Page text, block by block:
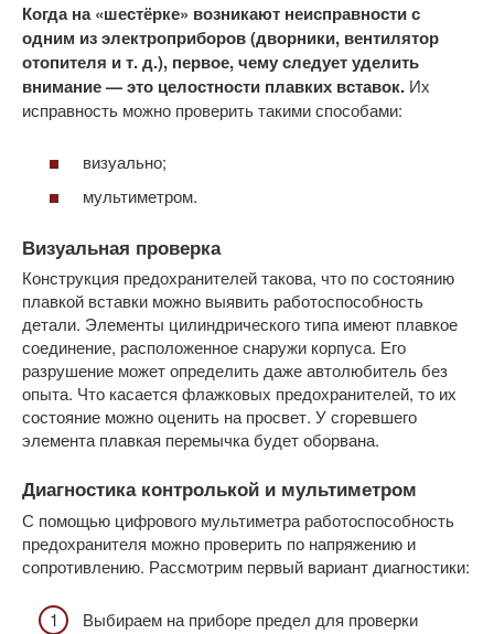
Когда на «шестёрке» возникают неисправности с
одним из электроприборов (дворники, вентилятор
отопителя и т. д.), первое, чему следует уделить
внимание — это целостности плавких вставок. Их
исправность можно проверить такими способами:
визуально;
мультиметром.
Визуальная проверка
Конструкция предохранителей такова, что по состоянию
плавкой вставки можно выявить работоспособность
детали. Элементы цилиндрического типа имеют плавкое
соединение, расположенное снаружи корпуса. Его
разрушение может определить даже автолюбитель без
опыта. Что касается флажковых предохранителей, то их
состояние можно оценить на просвет. У сгоревшего
элемента плавкая перемычка будет оборвана.
Диагностика контролькой и мультиметром
С помощью цифрового мультиметра работоспособность
предохранителя можно проверить по напряжению и
сопротивлению. Рассмотрим первый вариант диагностики:
Выбираем на приборе предел для проверки